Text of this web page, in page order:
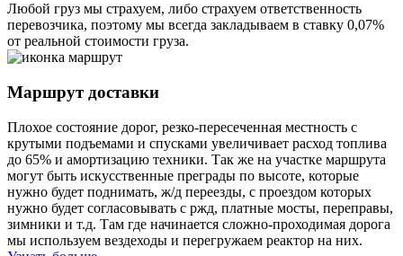
Любой груз мы страхуем, либо страхуем ответственность
перевозчика, поэтому мы всегда закладываем в ставку 0,07%
от реальной стоимости груза.
Маршрут доставки
Плохое состояние дорог, резко-пересеченная местность с
крутыми подъемами и спусками увеличивает расход топлива
до 65% и амортизацию техники. Так же на участке маршрута
могут быть искусственные преграды по высоте, которые
нужно будет поднимать, ж/д переезды, с проездом которых
нужно будет согласовывать с ржд, платные мосты, переправы,
зимники и т.д. Там где начинается сложно-проходимая дорога
мы используем вездеходы и перегружаем реактор на них.